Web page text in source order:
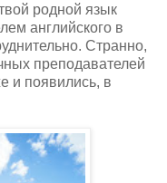
родной язык
английского в
Странно,
преподавателей
и появились, в